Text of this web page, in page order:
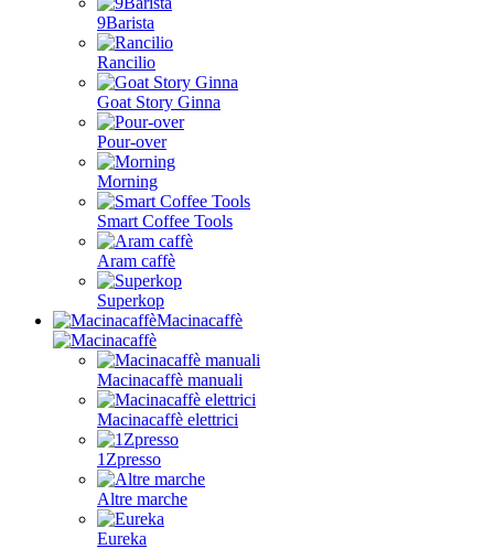
9Barista
Rancilio
Goat Story Ginna
Pour-over
Morning
Smart Coffee Tools
Aram caffè
Superkop
Macinacaffè
Macinacaffè manuali
Macinacaffè elettrici
1Zpresso
Altre marche
Eureka